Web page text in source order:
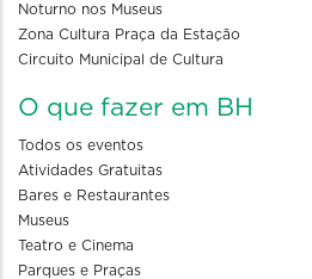
Noturno nos Museus
Zona Cultura Praça da Estação
Circuito Municipal de Cultura
O que fazer em BH
Todos os eventos
Atividades Gratuitas
Bares e Restaurantes
Museus
Teatro e Cinema
Parques e Praças